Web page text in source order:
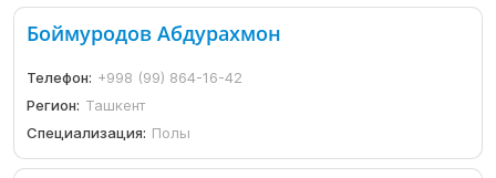
Боймуродов Абдурахмон
Телефон: +998 (99) 864-16-42
Регион: Ташкент
Специализация: Полы